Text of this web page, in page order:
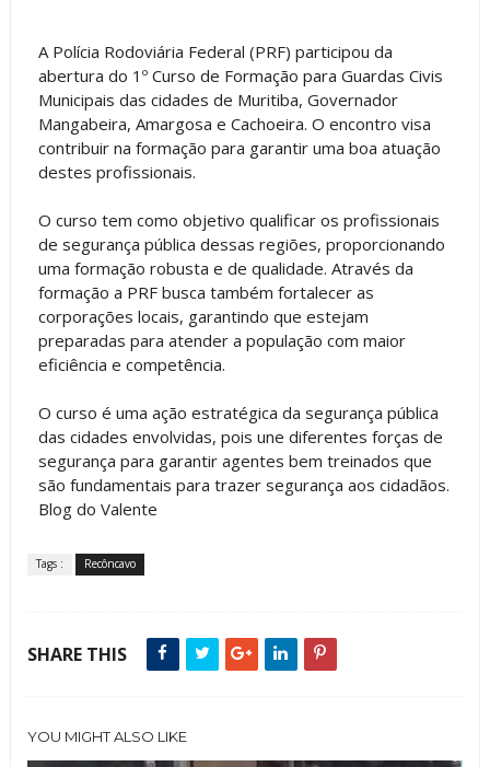
A Polícia Rodoviária Federal (PRF) participou da
abertura do 1º Curso de Formação para Guardas Civis
Municipais das cidades de Muritiba, Governador
Mangabeira, Amargosa e Cachoeira. O encontro visa
contribuir na formação para garantir uma boa atuação
destes profissionais.
O curso tem como objetivo qualificar os profissionais
de segurança pública dessas regiões, proporcionando
uma formação robusta e de qualidade. Através da
formação a PRF busca também fortalecer as
corporações locais, garantindo que estejam
preparadas para atender a população com maior
eficiência e competência.
O curso é uma ação estratégica da segurança pública
das cidades envolvidas, pois une diferentes forças de
segurança para garantir agentes bem treinados que
são fundamentais para trazer segurança aos cidadãos.
Blog do Valente
Tags : Recôncavo
SHARE THIS
YOU MIGHT ALSO LIKE